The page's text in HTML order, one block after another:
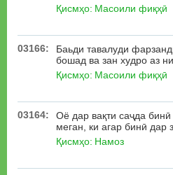
Қисмҳо: Масоили фиқҳӣ
03166:
Баьди тавалуди
бошад ва зан худро аз
Қисмҳо: Масоили фиқҳӣ
03164:
Оё дар вақти саҷда
меган, ки агар бинӣ
Қисмҳо: Намоз